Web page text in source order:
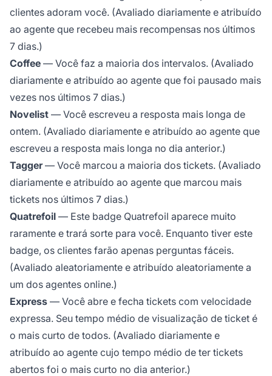
clientes adoram você. (Avaliado diariamente e atribuído
ao agente que recebeu mais recompensas nos últimos
7 dias.)
Coffee — Você faz a maioria dos intervalos. (Avaliado
diariamente e atribuído ao agente que foi pausado mais
vezes nos últimos 7 dias.)
Novelist — Você escreveu a resposta mais longa de
ontem. (Avaliado diariamente e atribuído ao agente que
escreveu a resposta mais longa no dia anterior.)
Tagger— Você marcou a maioria dos tickets. (Avaliado
diariamente e atribuído ao agente que marcou mais
tickets nos últimos 7 dias.)
Quatrefoil — Este badge Quatrefoil aparece muito
raramente e trará sorte para você. Enquanto tiver este
badge, os clientes farão apenas perguntas fáceis.
(Avaliado aleatoriamente e atribuído aleatoriamente a
um dos agentes online.)
Express — Você abre e fecha tickets com velocidade
expressa. Seu tempo médio de visualização de ticket é
o mais curto de todos. (Avaliado diariamente e
atribuído ao agente cujo tempo médio de ter tickets
abertos foi o mais curto no dia anterior.)